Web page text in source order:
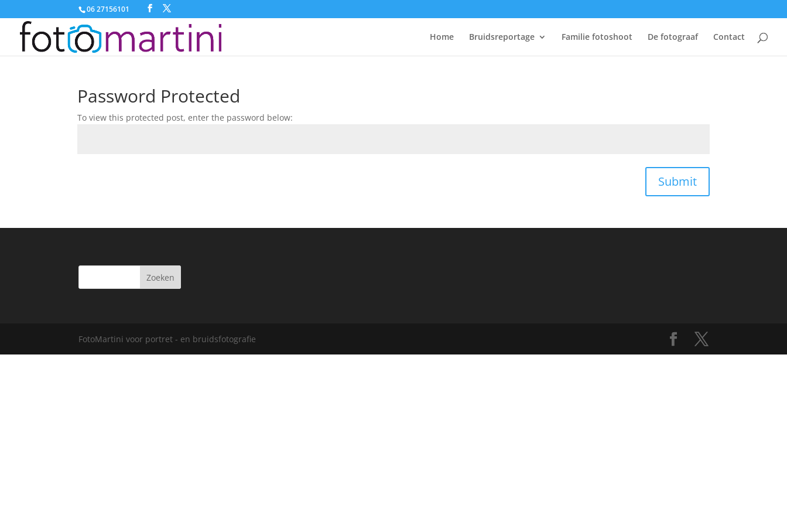
06 27156101
Home Bruidsreportage Familie fotoshoot De fotograaf Contact
Password Protected
To view this protected post, enter the password below:
Submit
FotoMartini voor portret - en bruidsfotografie